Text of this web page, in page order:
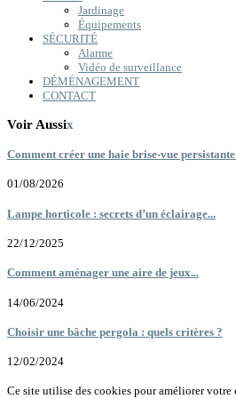
Jardinage
Équipements
SÉCURITÉ
Alarme
Vidéo de surveillance
DÉMÉNAGEMENT
CONTACT
Voir Aussix
Comment créer une haie brise-vue
01/08/2026
Lampe horticole : secrets d’un éclairage...
22/12/2025
Comment aménager une aire de jeux...
14/06/2024
Choisir une bâche pergola : quels critères ?
12/02/2024
Ce site utilise des cookies pour améliorer votre